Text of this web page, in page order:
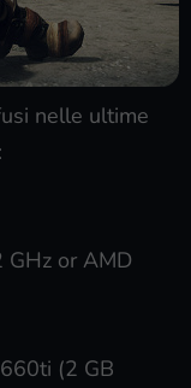
nelle ultime
or AMD
(2 GB